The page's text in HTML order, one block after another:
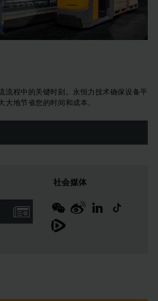
流程中的关键时刻。永恒力技术确保设备平
大地节省您的时间和成本。
社会媒体